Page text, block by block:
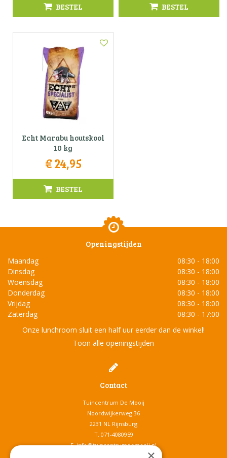
BESTEL BESTEL
Echt Marabu houtskool
10 kg
€ 24,95
BESTEL
Openingstijden
Maandag
08:30 - 18:00
Dinsdag
08:30 - 18:00
Woensdag
08:30 - 18:00
Donderdag
08:30 - 18:00
Vrijdag
08:30 - 18:00
Zaterdag
08:30 - 17:00
Onze lunchroom sluit een half uur eerder dan de winkel!
Toon alle openingstijden
Contact
Tuincentrum De Mooij
Noordwijkerweg 36
2231 NL Rijnsburg
T. 071-4080959
E.info@tuincentrumdemooij.nl